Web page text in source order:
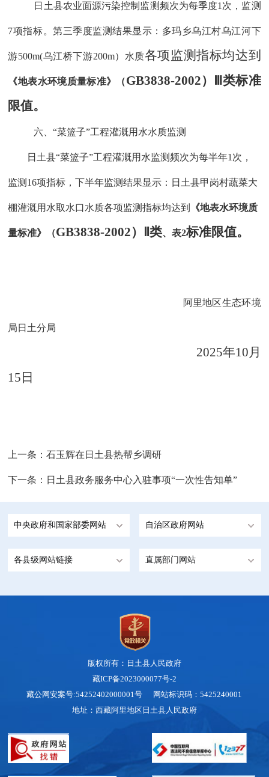
日土县农业面源污染控制监测频次为每季度1次，监测
7项指标。第三季度监测结果显示：多玛乡乌江村乌江河下
游500m(乌江桥下游200m）水质各项监测指标均达到
《地表水环境质量标准》（GB3838-2002） Ⅲ类标准
限值。
六、“菜篮子”工程灌溉用水水质监测
日土县“菜篮子”工程灌溉用水监测频次为每半年1次，
监测16项指标，下半年监测结果显示：日土县甲岗村蔬菜大
棚灌溉用水取水口水质各项监测指标均达到 《地表水环境质
量标准》（GB3838-2002） Ⅱ类、表2标准限值。
阿里地区生态环境
局日土分局
2025年10月
15 日
上一条：石玉辉在日土县热帮乡调研
下一条： 日土县政务服务中心入驻事项“一次性告知单”
中央政府和国家部委网站 自治区政府网站
各县级网站链接 直属部门网站
版权所有：日土县人民政府
藏ICP备2023000077号-2
藏公网安案号:54252402000001号 网站标识码：5425240001
地址：西藏阿里地区日土县人民政府